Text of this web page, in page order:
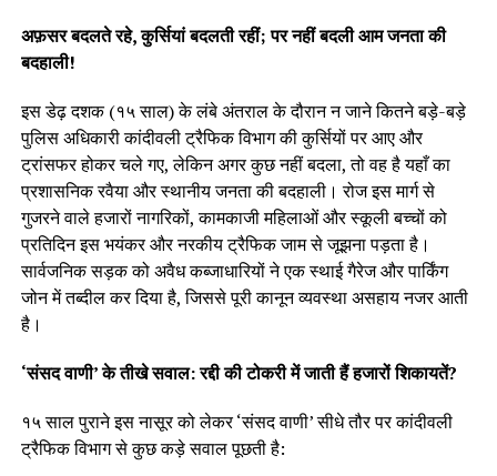
अफ़सर बदलते रहे, कुर्सियां बदलती रहीं; पर नहीं बदली आम जनता की
बदहाली!
इस डेढ़ दशक (१५ साल) के लंबे अंतराल के दौरान न जाने कितने बड़े-बड़े
पुलिस अधिकारी कांदीवली ट्रैफिक विभाग की कुर्सियों पर आए और
ट्रांसफर होकर चले गए, लेकिन अगर कुछ नहीं बदला, तो वह है यहाँ का
प्रशासनिक रवैया और स्थानीय जनता की बदहाली। रोज इस मार्ग से
गुजरने वाले हजारों नागरिकों, कामकाजी महिलाओं और स्कूली बच्चों को
प्रतिदिन इस भयंकर और नरकीय ट्रैफिक जाम से जूझना पड़ता है।
सार्वजनिक सड़क को अवैध कब्जाधारियों ने एक स्थाई गैरेज और पार्किंग
जोन में तब्दील कर दिया है, जिससे पूरी कानून व्यवस्था असहाय नजर आती
है।
‘संसद वाणी’ के तीखे सवाल: रद्दी की टोकरी में जाती हैं हजारों शिकायतें?
१५ साल पुराने इस नासूर को लेकर ‘संसद वाणी’ सीधे तौर पर कांदीवली
ट्रैफिक विभाग से कुछ कड़े सवाल पूछती है: